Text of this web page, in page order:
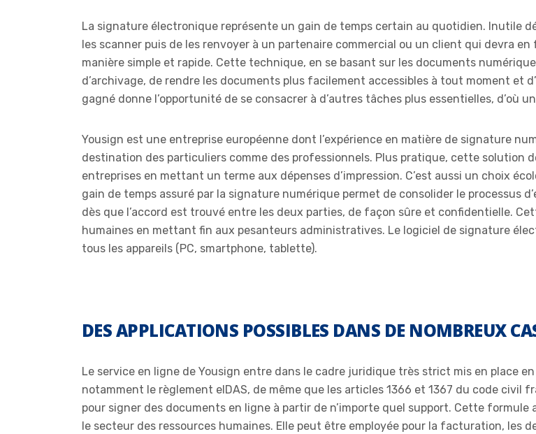
La signature électronique représente un gain de temps certain au quotidien. Inutile
les scanner puis de les renvoyer à un partenaire commercial ou un client qui devra
manière simple et rapide. Cette technique, en se basant sur les documents
d’archivage, de rendre les documents plus facilement accessibles à tout moment et
gagné donne l’opportunité de se consacrer à d’autres tâches plus essentielles, d’où
Yousign est une entreprise européenne dont l’expérience en matière de signature
destination des particuliers comme des professionnels. Plus pratique, cette solution
entreprises en mettant un terme aux dépenses d’impression. C’est aussi un choix
gain de temps assuré par la signature numérique permet de consolider le processus
dès que l’accord est trouvé entre les deux parties, de façon sûre et confidentielle.
humaines en mettant fin aux pesanteurs administratives. Le logiciel de signature
tous les appareils (PC, smartphone, tablette).
DES APPLICATIONS POSSIBLES DANS DE NOMBREUX
Le service en ligne de Yousign entre dans le cadre juridique très strict mis en place
notamment le règlement eIDAS, de même que les articles 1366 et 1367 du code civil
pour signer des documents en ligne à partir de n’importe quel support. Cette
le secteur des ressources humaines. Elle peut être employée pour la facturation,